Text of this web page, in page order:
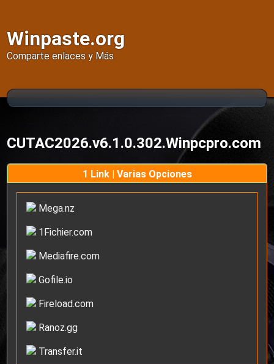
Winpaste.org
Comparte enlaces y Más
CUTAC2026.v6.1.0.302.Winpcpro.com
1 Link | Varias Opciones
Mega.nz
1Fichier.com
Mediafire.com
Gofile.io
Fireload.com
Ranoz.gg
Transfer.it